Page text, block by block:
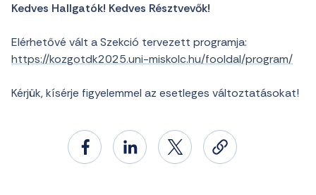
Kedves Hallgatók! Kedves Résztvevők!
Elérhetővé vált a Szekció tervezett programja:
https://kozgotdk2025.uni-miskolc.hu/fooldal/program/
Kérjük, kísérje figyelemmel az esetleges változtatásokat!